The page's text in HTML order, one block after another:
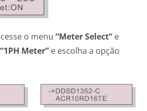
o menu “Meter Select” e
“1PH Meter” e escolha a opção